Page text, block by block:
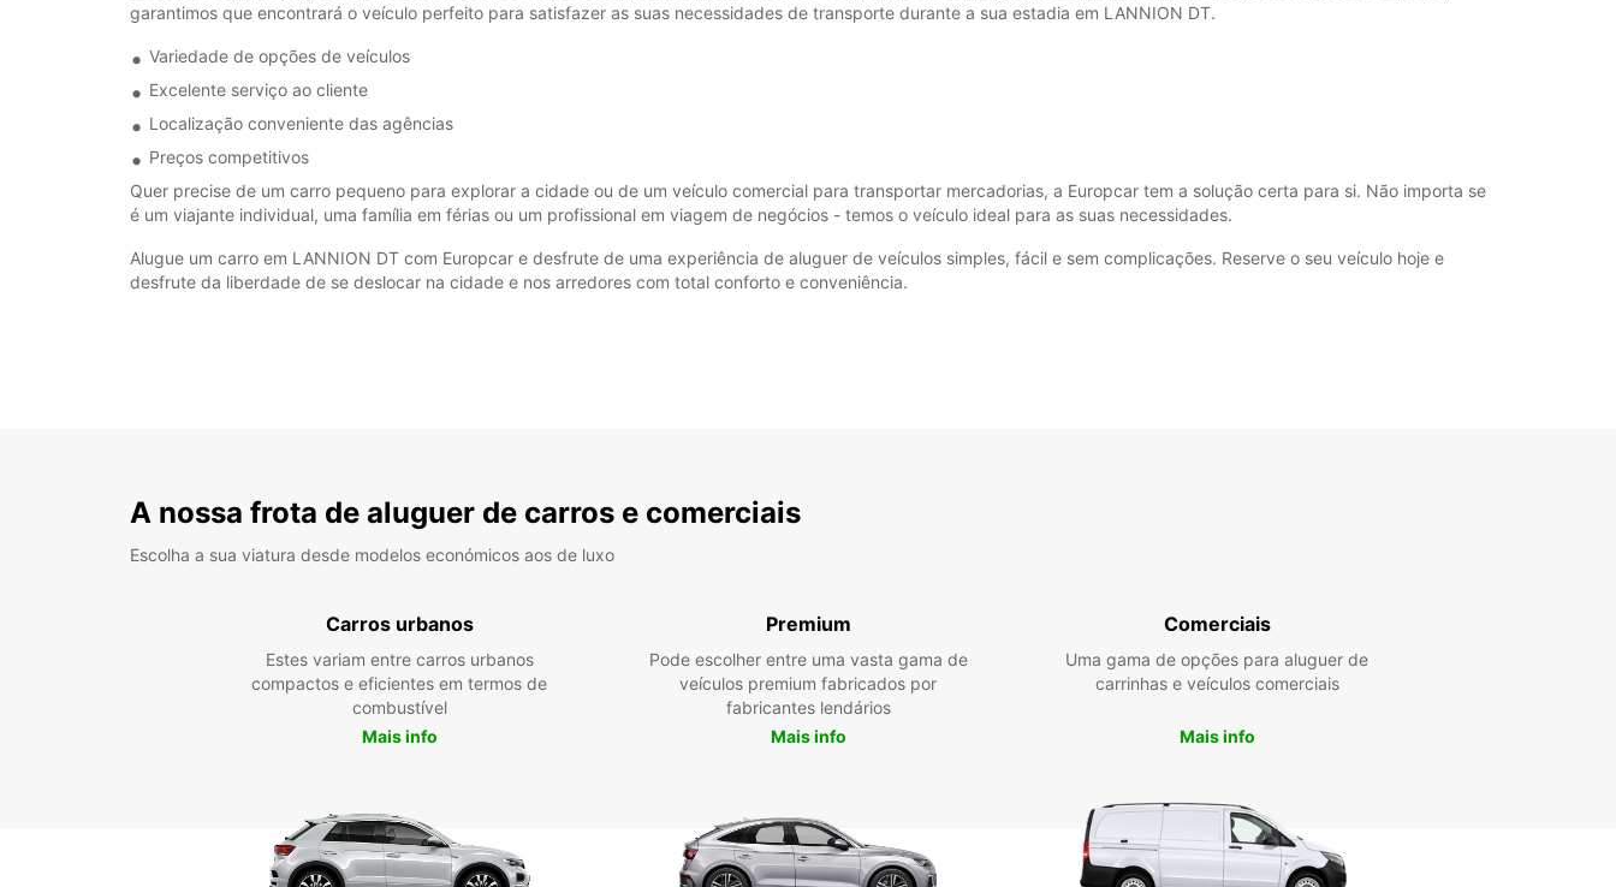
SÁB:
09:00 - 12:00
a feriados.
+33 (0) 296487764
garantimos que encontrará o veículo perfeito para satisfazer as suas necessidades de transporte durante a sua estadia em LANNION DT.
Variedade de opções de veículos
Excelente serviço ao cliente
Localização conveniente das agências
Preços competitivos
Quer precise de um carro pequeno para explorar a cidade ou de um veículo comercial para transportar mercadorias, a Europcar tem a solução certa para si. Não importa se
é um viajante individual, uma família em férias ou um profissional em viagem de negócios - temos o veículo ideal para as suas necessidades.
Alugue um carro em LANNION DT com Europcar e desfrute de uma experiência de aluguer de veículos simples, fácil e sem complicações. Reserve o seu veículo hoje e
desfrute da liberdade de se deslocar na cidade e nos arredores com total conforto e conveniência.
A nossa frota de aluguer de carros e comerciais
Escolha a sua viatura desde modelos económicos aos de luxo
Carros urbanos
Estes variam entre carros urbanos
compactos e eficientes em termos de
combustível
Mais info
Premium
Pode escolher entre uma vasta gama de
veículos premium fabricados por
fabricantes lendários
Mais info
Comerciais
Uma gama de opções para aluguer de
carrinhas e veículos comerciais
Mais info